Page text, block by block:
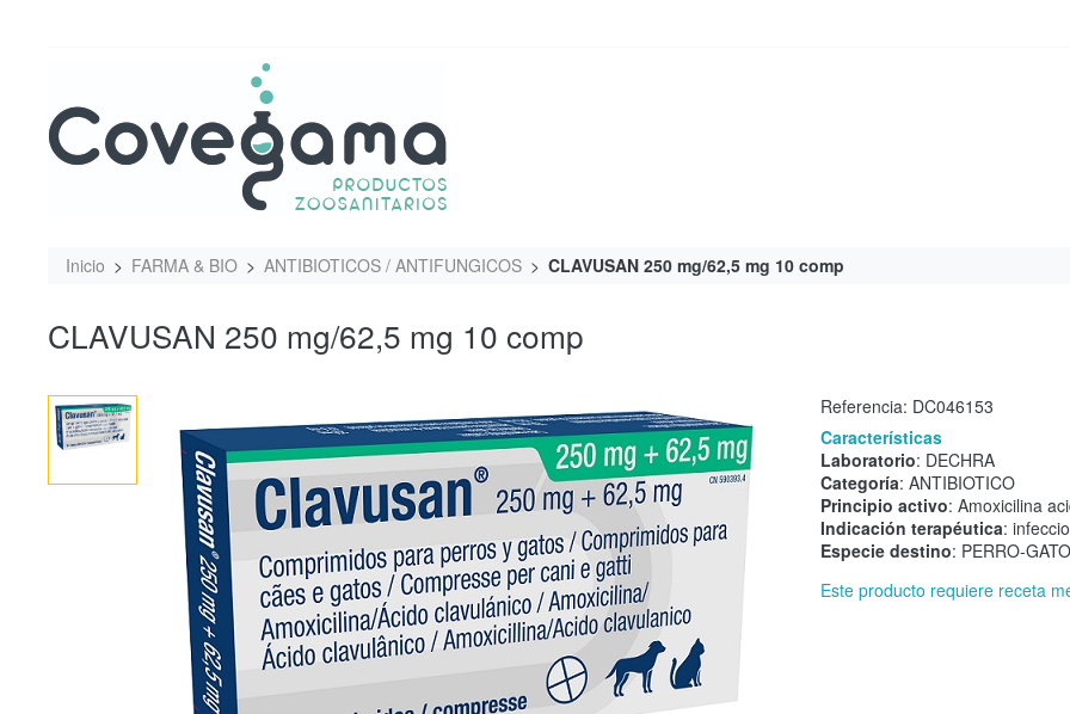
Inicio FARMA & BIO ANTIBIOTICOS / ANTIFUNGICOS CLAVUSAN 250 mg/62,5 mg 10 comp
CLAVUSAN 250 mg/62,5 mg 10 comp
Referencia: DC046153
Características
Laboratorio: DECHRA
Categoría: ANTIBIOTICO
Principio activo: Amoxicilina
Indicación terapéutica:
Especie destino: PERRO-GATO
Este producto requiere receta